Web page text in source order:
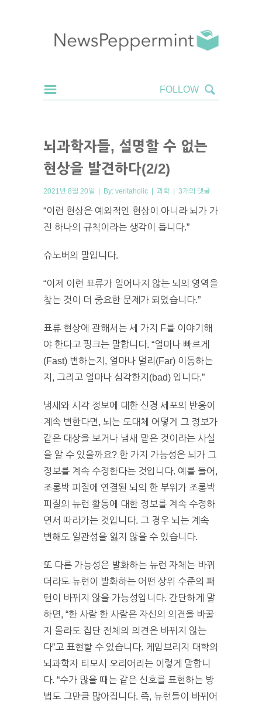
뇌과학자들, 설명할 수 없는
현상을 발견하다(2/2)
2021년 8월 20일 | By: veritaholic | 과학 | 3개의 댓글
“이런 현상은 예외적인 현상이 아니라 뇌가 가
진 하나의 규칙이라는 생각이 듭니다.”
슈노버의 말입니다.
“이제 이런 표류가 일어나지 않는 뇌의 영역을
찾는 것이 더 중요한 문제가 되었습니다.”
표류 현상에 관해서는 세 가지 F를 이야기해
야 한다고 핑크는 말합니다. “얼마나 빠르게
(Fast) 변하는지, 얼마나 멀리(Far) 이동하는
지, 그리고 얼마나 심각한지(bad) 입니다.”
냄새와 시각 정보에 대한 신경 세포의 반응이
계속 변한다면, 뇌는 도대체 어떻게 그 정보가
같은 대상을 보거나 냄새 맡은 것이라는 사실
을 알 수 있을까요? 한 가지 가능성은 뇌가 그
정보를 계속 수정한다는 것입니다. 예를 들어,
조롱박 피질에 연결된 뇌의 한 부위가 조롱박
피질의 뉴런 활동에 대한 정보를 계속 수정하
면서 따라가는 것입니다. 그 경우 뇌는 계속
변해도 일관성을 잃지 않을 수 있습니다.
또 다른 가능성은 발화하는 뉴런 자체는 바뀌
더라도 뉴런이 발화하는 어떤 상위 수준의 패
턴이 바뀌지 않을 가능성입니다. 간단하게 말
하면, “한 사람 한 사람은 자신의 의견을 바꿀
지 몰라도 집단 전체의 의견은 바뀌지 않는
다”고 표현할 수 있습니다. 케임브리지 대학의
뇌과학자 티모시 오리어리는 이렇게 말합니
다. “수가 많을 때는 같은 신호를 표현하는 방
법도 그만큼 많아집니다. 즉, 뉴런들이 바뀌어